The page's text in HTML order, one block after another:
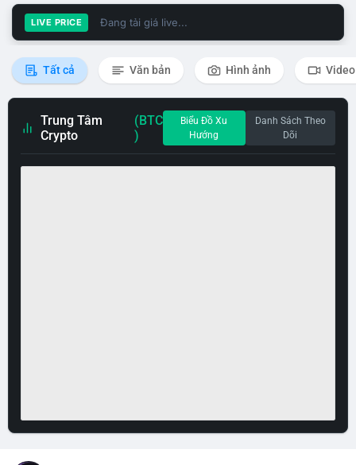
LIVE PRICE Đang tải giá live...
Tất cả Văn bản Hình ảnh Video
Trung Tâm
Crypto
(BTC
)
Biểu Đồ Xu
Hướng
Danh Sách Theo
Dõi